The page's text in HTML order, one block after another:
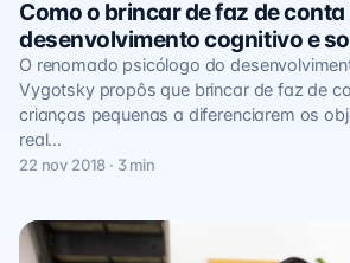
Como o brincar de faz de
desenvolvimento cognitivo e
O renomado psicólogo do
Vygotsky propôs que brincar de faz de
crianças pequenas a diferenciarem os
real…
22 nov 2018 · 3 min